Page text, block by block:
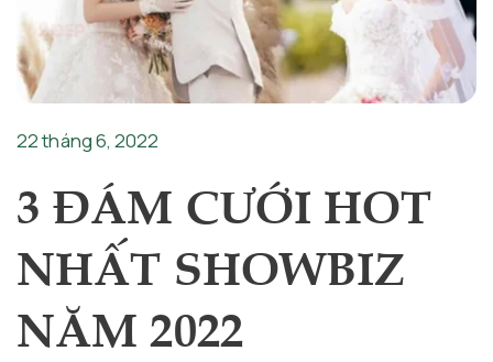
22 tháng 6, 2022
3 ĐÁM CƯỚI HOT
NHẤT SHOWBIZ
NĂM 2022